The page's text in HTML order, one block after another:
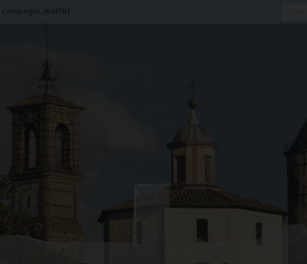
compagni, martiri